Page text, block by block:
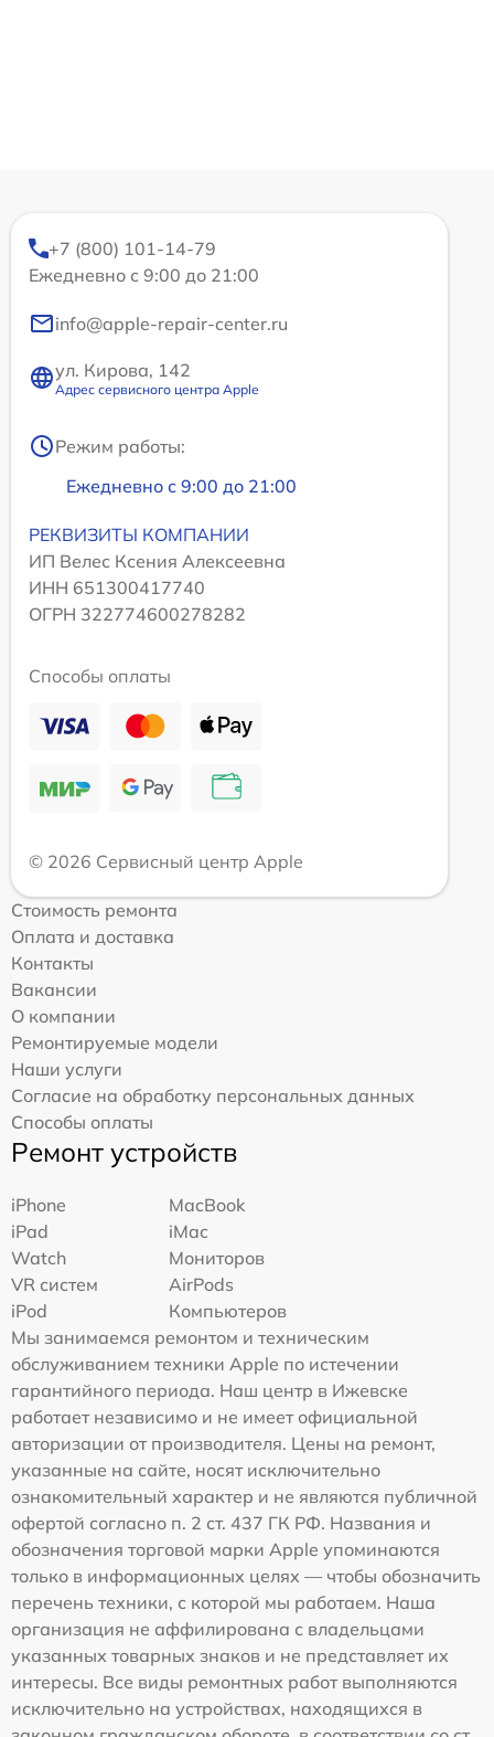
+7 (800) 101-14-79
Ежедневно с 9:00 до 21:00
info@apple-repair-center.ru
ул. Кирова, 142
Адрес сервисного центра Apple
Режим работы:
Ежедневно с 9:00 до 21:00
РЕКВИЗИТЫ КОМПАНИИ
ИП Велес Ксения Алексеевна
ИНН 651300417740
ОГРН 322774600278282
Способы оплаты
© 2026 Сервисный центр Apple
Стоимость ремонта
Оплата и доставка
Контакты
Вакансии
О компании
Ремонтируемые модели
Наши услуги
Согласие на обработку персональных данных
Способы оплаты
Ремонт устройств
iPhone
MacBook
iPad
iMac
Watch
Мониторов
VR систем
AirPods
iPod
Компьютеров
Мы занимаемся ремонтом и техническим
обслуживанием техники Apple по истечении
гарантийного периода. Наш центр в Ижевске
работает независимо и не имеет официальной
авторизации от производителя. Цены на ремонт,
указанные на сайте, носят исключительно
ознакомительный характер и не являются публичной
офертой согласно п. 2 ст. 437 ГК РФ. Названия и
обозначения торговой марки Apple упоминаются
только в информационных целях — чтобы обозначить
перечень техники, с которой мы работаем. Наша
организация не аффилирована с владельцами
указанных товарных знаков и не представляет их
интересы. Все виды ремонтных работ выполняются
исключительно на устройствах, находящихся в